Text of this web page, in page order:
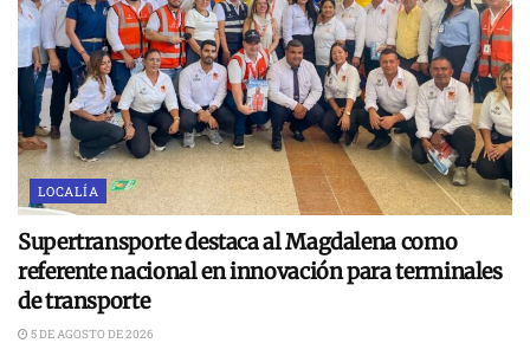
LOCALÍA
Supertransporte destaca al Magdalena como
referente nacional en innovación para terminales
de transporte
5 DE AGOSTO DE 2026